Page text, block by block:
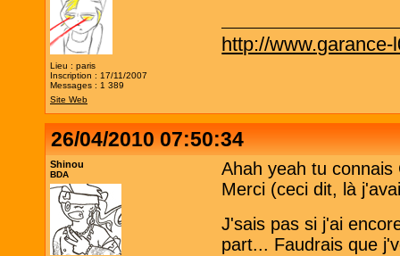
Lieu : paris
Inscription : 17/11/2007
Messages : 1 389
Site Web
http://
26/04/2010 07:50:34
Shinou
BDA
Ahah yeah tu connais
Merci (ceci dit, là
J'sais pas si j'ai
part... Faudrais que